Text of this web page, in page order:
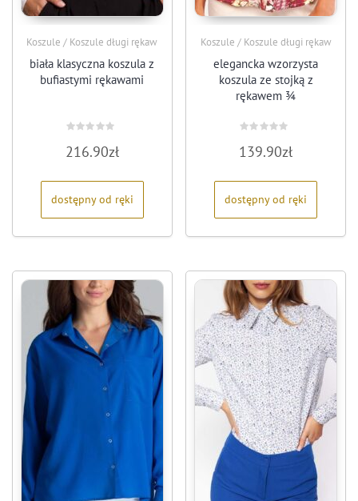
Koszule / Koszule długi rękaw
biała klasyczna koszula z
bufiastymi rękawami
0
na
216.90zł
dostępny od ręki
Koszule / Koszule długi rękaw
elegancka wzorzysta
koszula ze stojką z
rękawem ¾
0
na
139.90zł
dostępny od ręki